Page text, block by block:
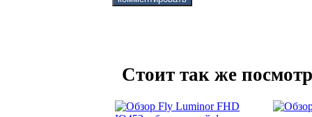
Стоит так же